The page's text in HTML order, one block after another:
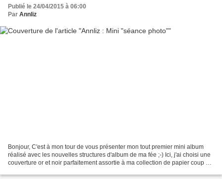
Publié le 24/04/2015 à 06:00
Par Annliz
Bonjour, C'est à mon tour de vous présenter mon tout premier mini album
réalisé avec les nouvelles structures d'album de ma fée ;-) Ici, j'ai choisi une
couverture or et noir parfaitement assortie à ma collection de papier coup de